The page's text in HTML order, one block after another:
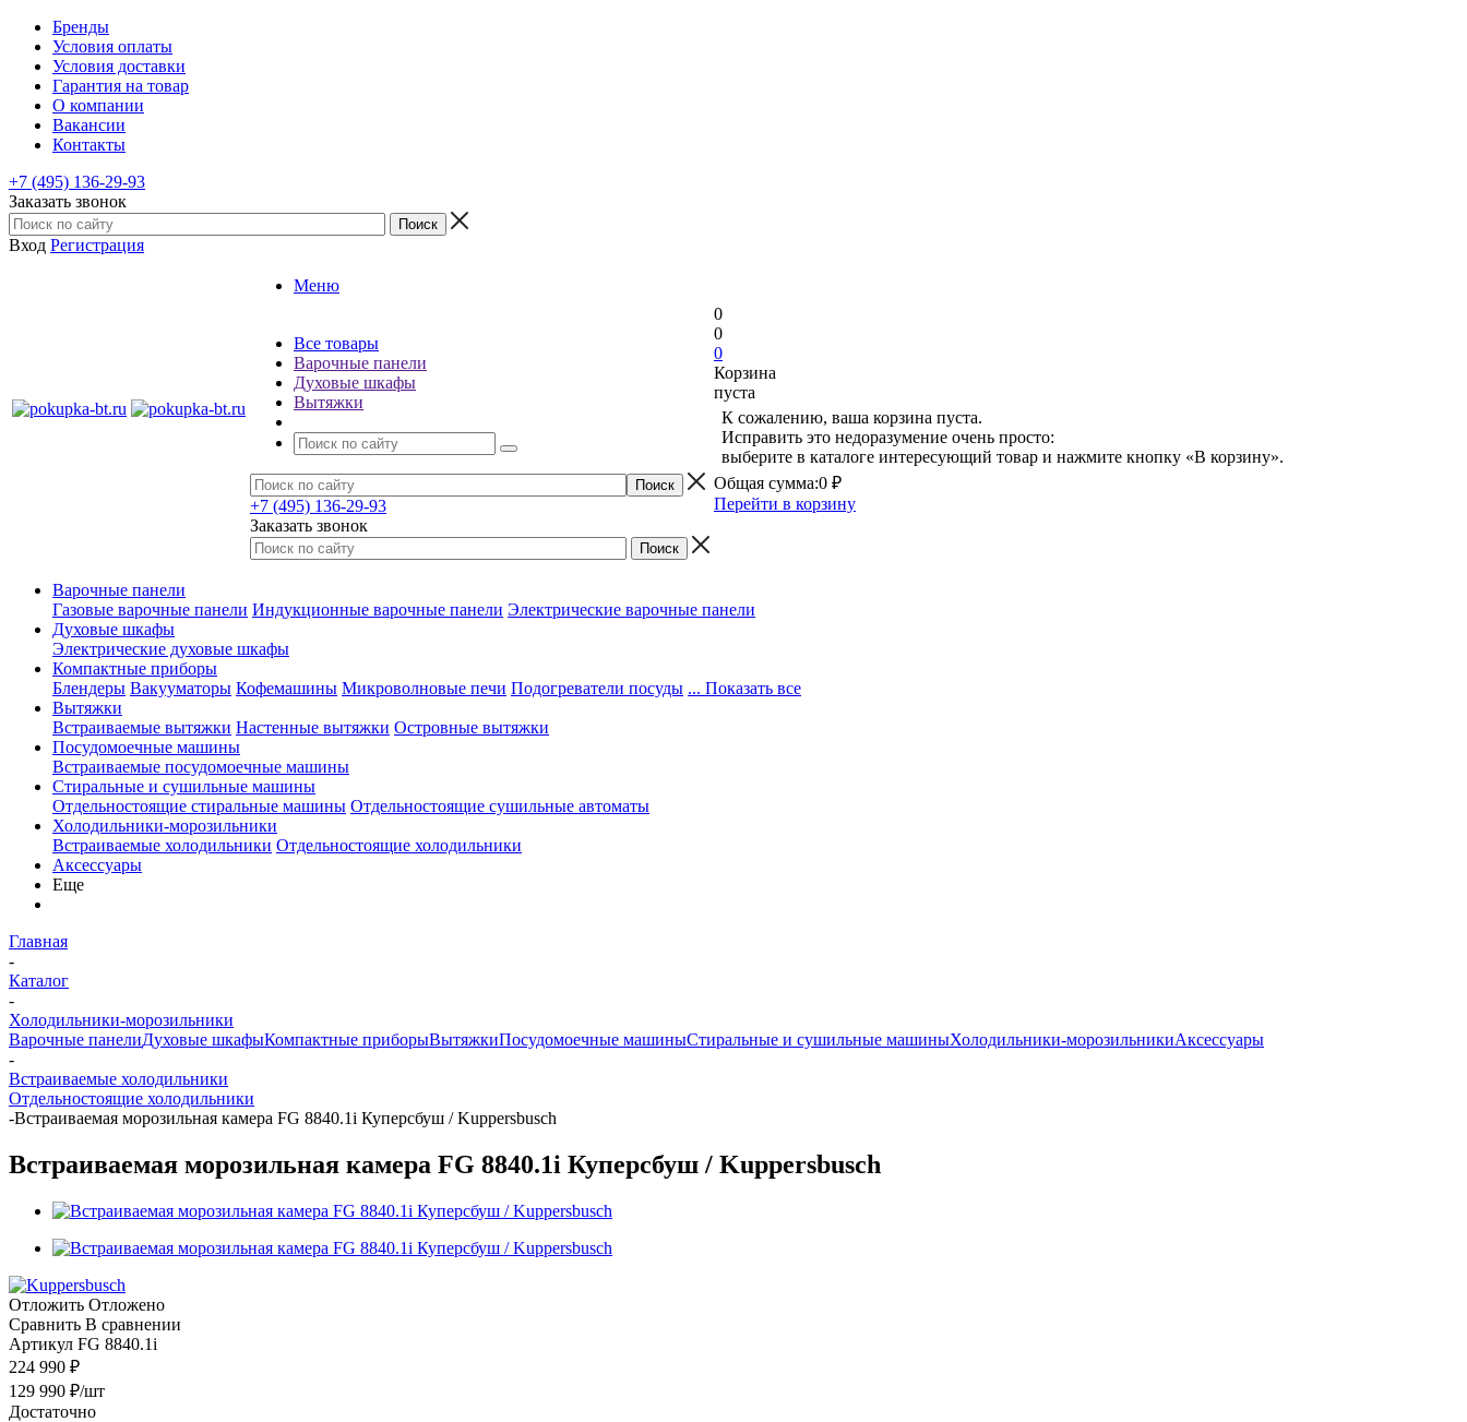
Бренды
Условия оплаты
Условия доставки
Гарантия на товар
О компании
Вакансии
Контакты
+7 (495) 136-29-93
Заказать звонок
Вход Регистрация
Меню
Все товары
Варочные панели
Духовые шкафы
Вытяжки
+7 (495) 136-29-93
Заказать звонок
0
0
0
Корзина
пуста
К сожалению, ваша корзина пуста.
Исправить это недоразумение очень просто:
выберите в каталоге интересующий товар и нажмите кнопку «В корзину».
Общая сумма:0 ₽
Перейти в корзину
Варочные панели
Газовые варочные панели Индукционные варочные панели Электрические варочные панели
Духовые шкафы
Электрические духовые шкафы
Компактные приборы
Блендеры Вакууматоры Кофемашины Микроволновые печи Подогреватели посуды ... Показать все
Вытяжки
Встраиваемые вытяжки Настенные вытяжки Островные вытяжки
Посудомоечные машины
Встраиваемые посудомоечные машины
Стиральные и сушильные машины
Отдельностоящие стиральные машины Отдельностоящие сушильные автоматы
Холодильники-морозильники
Встраиваемые холодильники Отдельностоящие холодильники
Аксессуары
Еще
Главная
-
Каталог
-
Холодильники-морозильники
Варочные панелиДуховые шкафыКомпактные приборыВытяжкиПосудомоечные машиныСтиральные и сушильные машиныХолодильники-морозильникиАксессуары
-
Встраиваемые холодильники
Отдельностоящие холодильники
-Встраиваемая морозильная камера FG 8840.1i Куперсбуш / Kuppersbusch
Встраиваемая морозильная камера FG 8840.1i Куперсбуш / Kuppersbusch
Отложить Отложено
Сравнить В сравнении
Артикул FG 8840.1i
224 990 ₽
129 990 ₽/шт
Достаточно